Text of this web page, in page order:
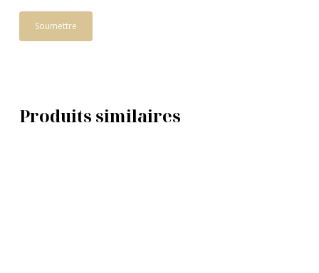
Produits similaires